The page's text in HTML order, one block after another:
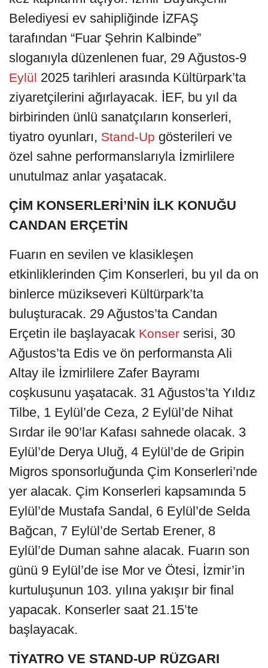
Belediyesi ev sahipliğinde İZFAŞ
tarafından “Fuar Şehrin Kalbinde”
sloganıyla düzenlenen fuar, 29 Ağustos-9
Eylül 2025 tarihleri arasında Kültürpark’ta
ziyaretçilerini ağırlayacak. İEF, bu yıl da
birbirinden ünlü sanatçıların konserleri,
tiyatro oyunları, Stand-Up gösterileri ve
özel sahne performanslarıyla İzmirlilere
unutulmaz anlar yaşatacak.
ÇİM KONSERLERİ’NİN İLK KONUĞU
CANDAN ERÇETİN
Fuarın en sevilen ve klasikleşen
etkinliklerinden Çim Konserleri, bu yıl da on
binlerce müzikseveri Kültürpark’ta
buluşturacak. 29 Ağustos’ta Candan
Erçetin ile başlayacak Konser serisi, 30
Ağustos’ta Edis ve ön performansta Ali
Altay ile İzmirlilere Zafer Bayramı
coşkusunu yaşatacak. 31 Ağustos’ta Yıldız
Tilbe, 1 Eylül’de Ceza, 2 Eylül’de Nihat
Sırdar ile 90’lar Kafası sahnede olacak. 3
Eylül’de Derya Uluğ, 4 Eylül’de de Gripin
Migros sponsorluğunda Çim Konserleri’nde
yer alacak. Çim Konserleri kapsamında 5
Eylül’de Mustafa Sandal, 6 Eylül’de Selda
Bağcan, 7 Eylül’de Sertab Erener, 8
Eylül’de Duman sahne alacak. Fuarın son
günü 9 Eylül’de ise Mor ve Ötesi, İzmir’in
kurtuluşunun 103. yılına yakışır bir final
yapacak. Konserler saat 21.15’te
başlayacak.
TİYATRO VE STAND-UP RÜZGARI